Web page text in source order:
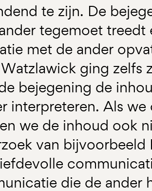
te zijn. De
tegemoet
met de ander
ging zelfs
bejegening de
interpreteren. Als
we de inhoud ook
van
die de ander